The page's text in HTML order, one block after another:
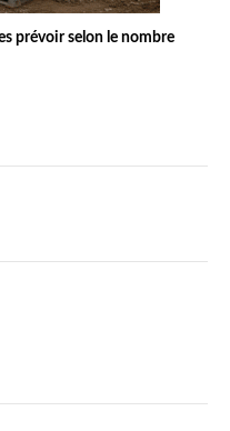
prévoir selon le nombre